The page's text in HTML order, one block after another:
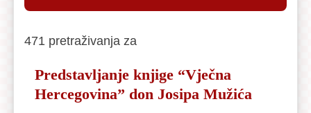
471 pretraživanja za
Predstavljanje knjige “Vječna
Hercegovina” don Josipa Mužića